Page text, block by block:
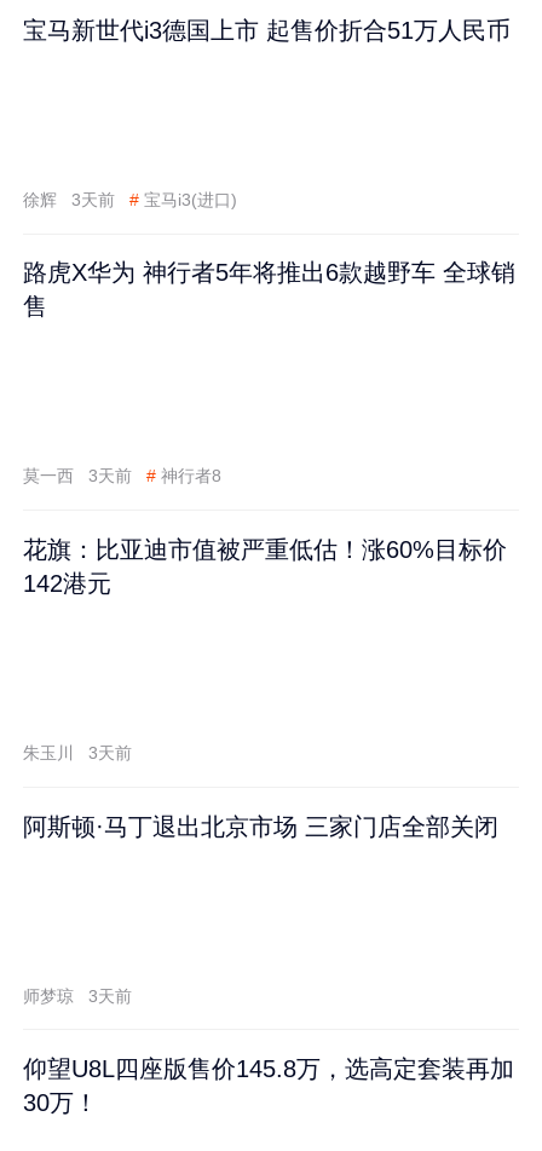
宝马新世代i3德国上市 起售价折合51万人民币
徐辉 3天前 # 宝马i3(进口)
路虎X华为 神行者5年将推出6款越野车 全球销
售
莫一西 3天前 # 神行者8
花旗：比亚迪市值被严重低估！涨60%目标价
142港元
朱玉川 3天前
阿斯顿·马丁退出北京市场 三家门店全部关闭
师梦琼 3天前
仰望U8L四座版售价145.8万，选高定套装再加
30万！